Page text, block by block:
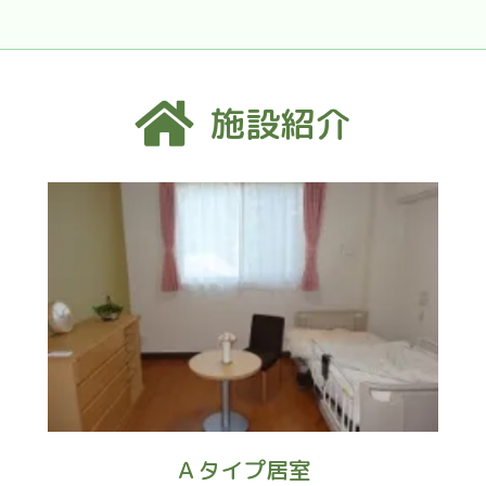
施設紹介
Ａタイプ居室